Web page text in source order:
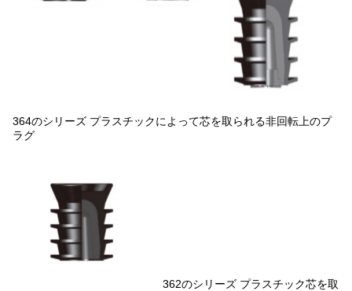
364のシリーズ プラスチックによって芯を取られる非回転上のプ
ラグ
362のシリーズ プラスチック芯を取